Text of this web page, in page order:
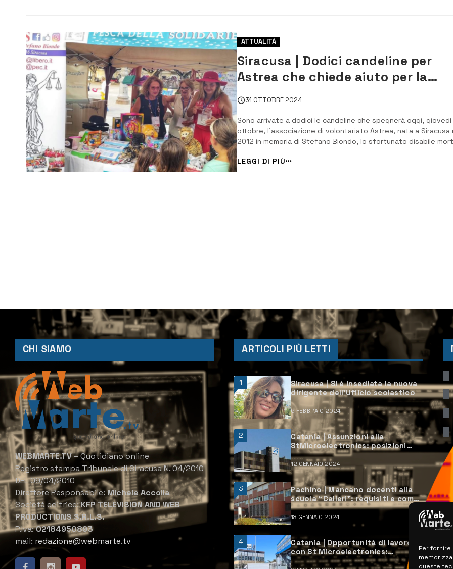
Per
queste
ATTUALITÀ
Siracusa | Dodici candeline per
Astrea che chiede aiuto per la
piccola Noemi
31 OTTOBRE 2024
Sono arrivate a dodici le candeline che spegnerà oggi, giovedì
ottobre, l’associazione di volontariato Astrea, nata a Siracusa
2012 in memoria di Stefano Biondo, lo sfortunato disabile
giornalmente in aiuto delle fasce più vulnerabili del territorio e
[&hellip...
LEGGI DI PIÙ
CHI SIAMO
WEBMARTE.TV– Quotidiano online
Registro stampa Tribunale di Siracusa N. 04/2010
DEL 09/04/2010
Direttore Responsabile:Michele Accolla
Società editrice:KFP TELEVISION AND WEB
PRODUCTIONS S.R.L.S.
P.Iva:02184950893
mail: redazione@webmarte.tv
ARTICOLI PIÙ LETTI
1
Siracusa | Si è insediata la nuova
dirigente dell’Ufficio scolastico
6 FEBBRAIO 2024
2
Catania | Assunzioni alla
StMicroelectronics: posizioni
aperte e come candidarsi
12 GENNAIO 2024
3
Pachino | Mancano docenti alla
scuola “Calleri”: requisiti e come
candidarsi
18 GENNAIO 2024
4
Catania | Opportunità di lavoro
con St Microelectronics:
centinaia di assunzioni previste